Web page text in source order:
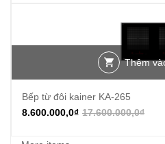
Thêm
Bếp từ đôi kainer KA-265
17.600.000,0₫
8.600.000,0₫